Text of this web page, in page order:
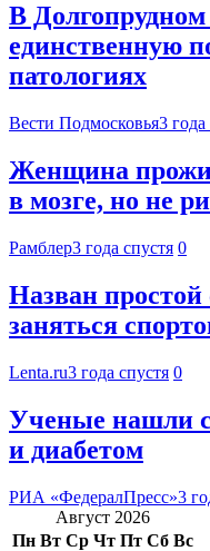
В
единственную
патологиях
Вести Подмосковья3 года
Женщина
в мозге, но не
Рамблер3 года спустя 0
Назван простой
заняться
Lenta.ru3 года спустя 0
Ученые нашли
и диабетом
РИА «ФедералПресс»3
Август 2026
Пн Вт Ср Чт Пт Сб Вс